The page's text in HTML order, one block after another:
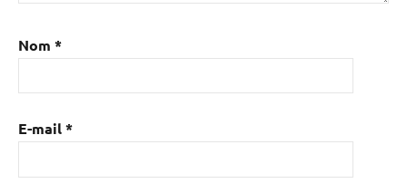
Nom *
E-mail*